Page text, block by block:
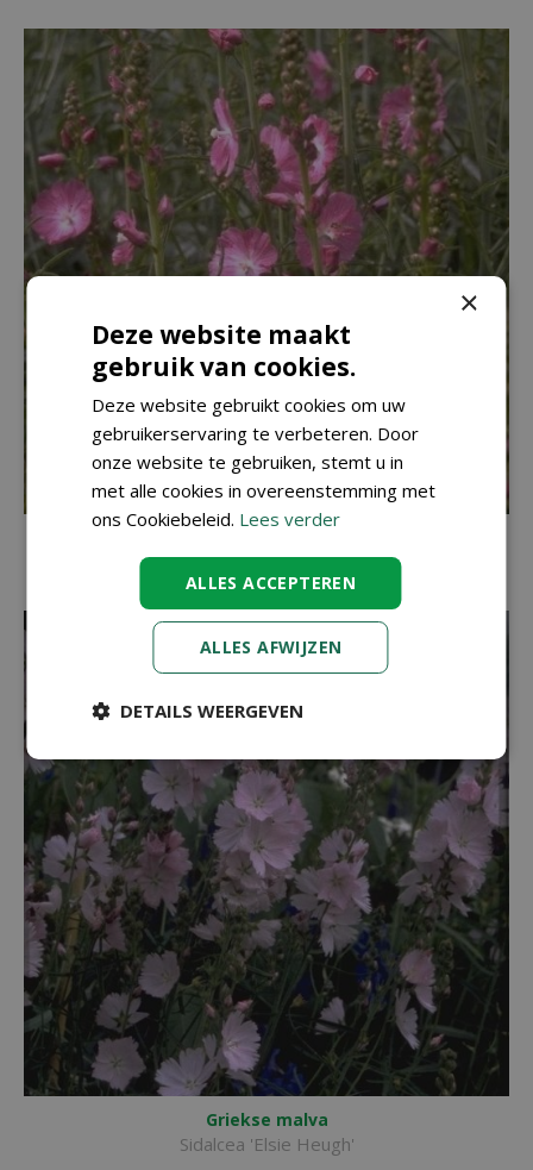
Sidalcea 'Rosy Gem'
Griekse malva
Sidalcea 'Elsie Heugh'
×
Deze website maakt
gebruik van cookies.
Deze website gebruikt cookies om uw
gebruikerservaring te verbeteren. Door
onze website te gebruiken, stemt u in
met alle cookies in overeenstemming met
ons Cookiebeleid. Lees verder
ALLES ACCEPTEREN
ALLES AFWIJZEN
DETAILS WEERGEVEN